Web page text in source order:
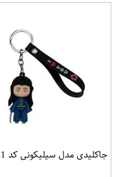
جاکلیدی مدل سیلیکونی کد 011